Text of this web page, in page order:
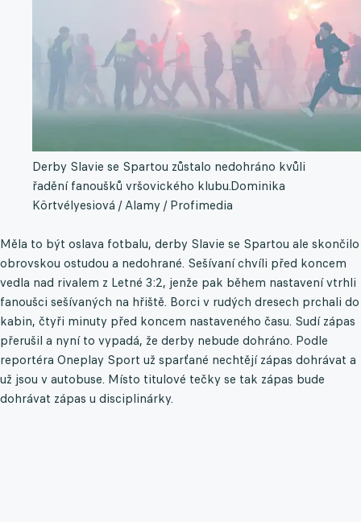
Derby Slavie se Spartou zůstalo nedohráno kvůli
řadění fanoušků vršovického klubu.Dominika
Körtvélyesiová / Alamy / Profimedia
Měla to být oslava fotbalu, derby Slavie se Spartou ale skončilo
obrovskou ostudou a nedohrané. Sešívaní chvíli před koncem
vedla nad rivalem z Letné 3:2, jenže pak během nastavení vtrhli
fanoušci sešívaných na hřiště. Borci v rudých dresech prchali do
kabin, čtyři minuty před koncem nastaveného času. Sudí zápas
přerušil a nyní to vypadá, že derby nebude dohráno. Podle
reportéra Oneplay Sport už sparťané nechtějí zápas dohrávat a
už jsou v autobuse. Místo titulové tečky se tak zápas bude
dohrávat zápas u disciplinárky.